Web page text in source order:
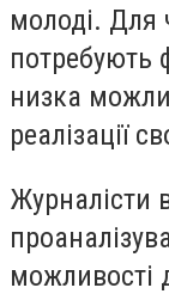
молоді. Для
потребують
низка
реалізації
Журналісти
можливості